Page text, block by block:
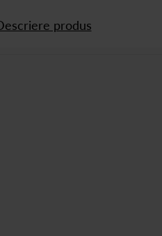
produs